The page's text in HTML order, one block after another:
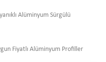
Alüminyum Sürgülü
Fiyatlı Alüminyum Profiller